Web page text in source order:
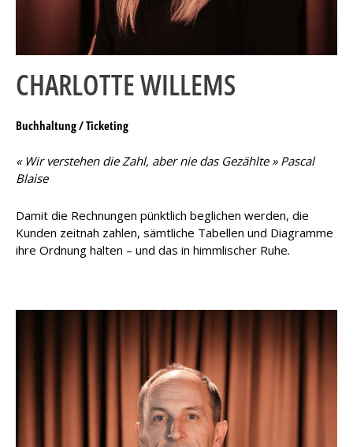
CHARLOTTE WILLEMS
Buchhaltung / Ticketing
« Wir verstehen die Zahl, aber nie das Gezählte » Pascal
Blaise
Damit die Rechnungen pünktlich beglichen werden, die
Kunden zeitnah zahlen, sämtliche Tabellen und Diagramme
ihre Ordnung halten – und das in himmlischer Ruhe.